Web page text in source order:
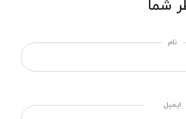
شما
نام
ایمیل